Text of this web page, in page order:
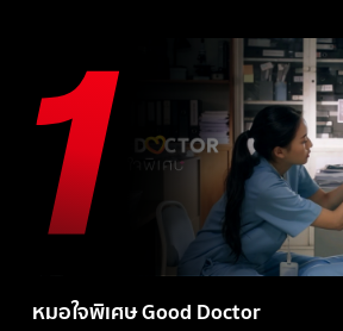
หมอใจพิเศษ Good Doctor